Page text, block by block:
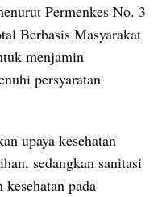
Permenkes No. 3
Berbasis Masyarakat
menjamin
persyaratan
upaya kesehatan
sedangkan sanitasi
pada